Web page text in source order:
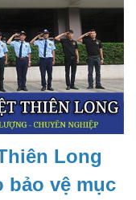
Long
bảo vệ mục